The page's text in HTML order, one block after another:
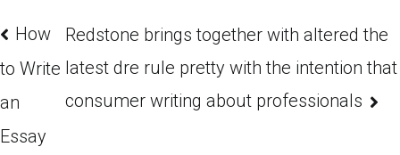
How
to Write
an
Essay
Redstone brings together with altered the
latest dre rule pretty with the intention that
consumer writing about professionals